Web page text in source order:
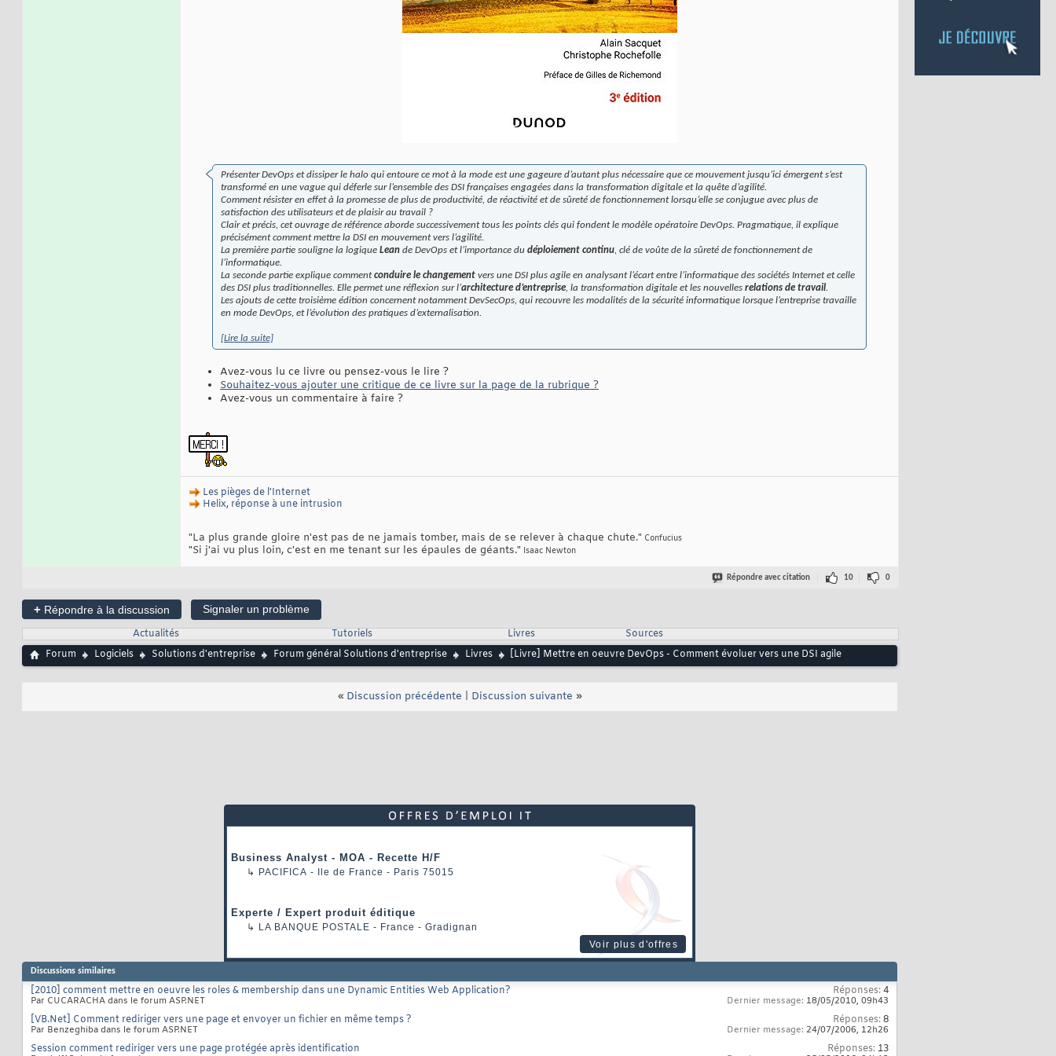
Présenter DevOps et dissiper le halo qui entoure ce mot à la mode est une gageure d’autant plus nécessaire que ce mouvement jusqu’ici émergent s’est
transformé en une vague qui déferle sur l’ensemble des DSI françaises engagées dans la transformation digitale et la quête d’agilité.
Comment résister en effet à la promesse de plus de productivité, de réactivité et de sûreté de fonctionnement lorsqu’elle se conjugue avec plus de
satisfaction des utilisateurs et de plaisir au travail ?
Clair et précis, cet ouvrage de référence aborde successivement tous les points clés qui fondent le modèle opératoire DevOps. Pragmatique, il explique
précisément comment mettre la DSI en mouvement vers l’agilité.
La première partie souligne la logique Lean de DevOps et l’importance du déploiement continu, clé de voûte de la sûreté de fonctionnement de
l’informatique.
La seconde partie explique commentconduire le changement vers une DSI plus agile en analysant l’écart entre l’informatique des sociétés Internet et celle
des DSI plus traditionnelles. Elle permet une réflexion sur l’architecture d’entreprise, la transformation digitale et les nouvelles relations de travail.
Les ajouts de cette troisième édition concernent notamment DevSecOps, qui recouvre les modalités de la sécurité informatique lorsque l’entreprise travaille
en mode DevOps, et l’évolution des pratiques d’externalisation.
[Lire la suite]
Avez-vous lu ce livre ou pensez-vous le lire ?
Souhaitez-vous ajouter une critique de ce livre sur la page de la rubrique ?
Avez-vous un commentaire à faire ?
Les pièges de l'Internet
Helix, réponse à une intrusion
"La plus grande gloire n'est pas de ne jamais tomber, mais de se relever à chaque chute." Confucius
"Si j'ai vu plus loin, c'est en me tenant sur les épaules de géants." Isaac Newton
Répondre avec citation 10 0
+ Répondre à la discussion
Signaler un problème
Actualités
Tutoriels Livres
Sources
Forum
Logiciels Solutions d'entreprise Forum général Solutions d'entreprise Livres [Livre] Mettre en oeuvre DevOps - Comment évoluer vers une DSI agile
« Discussion précédente Discussion suivante »
Business Analyst - MOA - Recette H/F
↳ PACIFICA - Ile de France - Paris 75015
Experte / Expert produit éditique
↳ LA BANQUE POSTALE - France - Gradignan
Voir plus d'offres
Discussions similaires
[2010] comment mettre en oeuvre les roles & membership dans une Dynamic Entities Web Application?
Par CUCARACHA dans le forum ASP.NET
Réponses:4
Dernier message: 18/05/2010, 09h43
[VB.Net] Comment rediriger vers une page et envoyer un fichier en même temps ?
Par Benzeghiba dans le forum ASP.NET
Réponses:8
Dernier message: 24/07/2006, 12h26
Session comment rediriger vers une page protégée après identification Réponses: 13